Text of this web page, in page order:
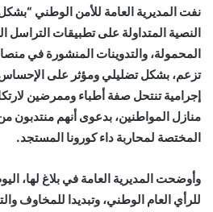
نفت المديرية العامة للأمن الوطني
النصية المتداولة على تطبيقات التراسل
المحمولة، والتدوينات المنشورة في
تزعم، بشكل تضليلي ومؤثر على
إجرامية تنتحل صفة أطباء وممرضين
منازل المواطنين، بدعوى أنهم منتدبون
المختصة لمحاربة داء كورونا المستجد.
وأوضحت المديرية العامة في بلاغ لها،
للرأي العام الوطني، وتبديدا للمخاوف